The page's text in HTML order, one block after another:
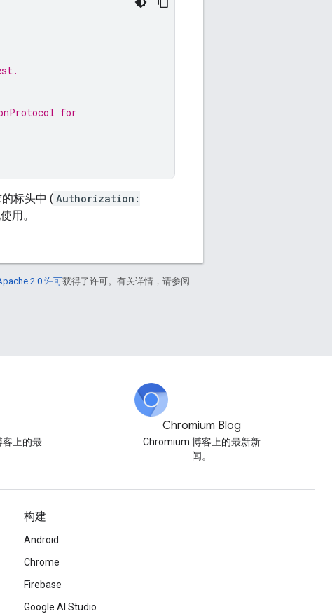
for
标头中 ( Authorization:
用。
2.0 许可获得了许可。有关详情，请参阅
客上的最
Chromium Blog
Chromium 博客上的最新新
闻。
构建
Android
Chrome
Firebase
Google AI Studio